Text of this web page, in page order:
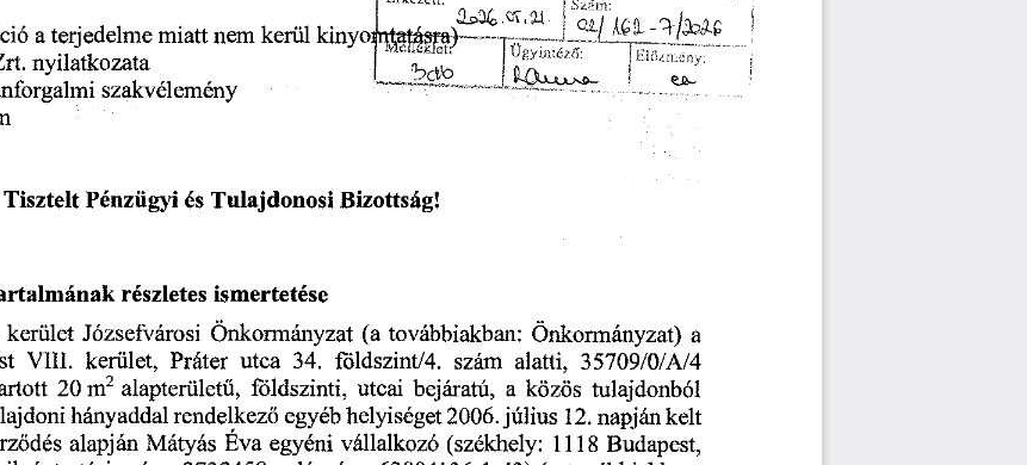
a terjedelme miatt nem kerül kinyoirrtatásra)——-r.— -
Zrt. nyilatkozata
szakvélemény
Tisztelt Pénzügyi és Tulajdonosi Bizottság!
részletes ismertetése
kerület Józsefvárosi Önkormányzat (a továbbiakban: Önkormányzat) a
VIII. kerület, Práter utca 34. földszint/4. szám alatti, 35709/0/A/4
20 m2 alapterületű, földszinti, utcai bejáratú, a közös tulajdonból
hányaddal rendelkező egyéb helyiséget 2006.július 12. napján kelt
alapján Mátyás Éva egyéni vállalkozó (székhely: 1118 Budapest,